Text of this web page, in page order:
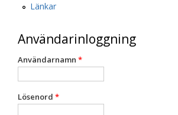
Länkar
Användarinloggning
Användarnamn *
Lösenord *